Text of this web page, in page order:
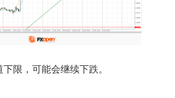
限，可能会继续下跌。